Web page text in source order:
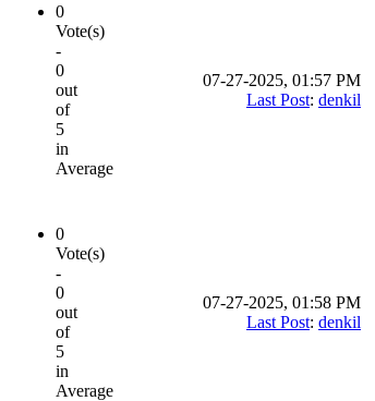
0
Vote(s)
-
0
out
of
5
in
Average
07-27-2025, 01:57 PM
Last Post: denkil
0
Vote(s)
-
0
out
of
5
in
Average
07-27-2025, 01:58 PM
Last Post: denkil